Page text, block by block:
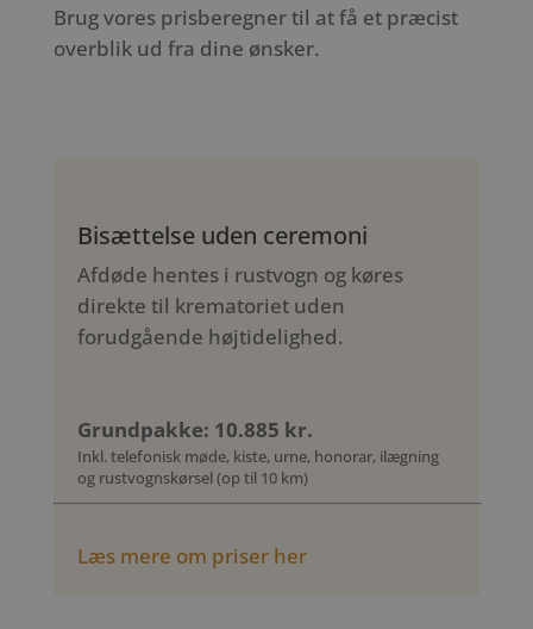
Brug vores prisberegner til at få et præcist
overblik ud fra dine ønsker.
Bisættelse uden ceremoni
Afdøde hentes i rustvogn og køres
direkte til krematoriet uden
forudgående højtidelighed.
Grundpakke: 10.885 kr.
Inkl. telefonisk møde, kiste, urne, honorar, ilægning
og rustvognskørsel (op til 10 km)
Læs mere om priser her